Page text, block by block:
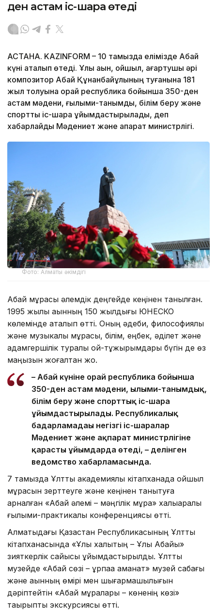
ден астам іс-шара өтеді
АСТАНА. KAZINFORM – 10 тамызда елімізде Абай
күні аталып өтеді. Ұлы ақын, ойшыл, ағартушы әрі
композитор Абай Құнанбайұлының туғанына 181
жыл толуына орай республика бойынша 350-ден
астам мәдени, ғылыми-танымдық, білім беру және
спорттық іс-шара ұйымдастырылады, деп
хабарлайды Мәдениет және ақпарат министрлігі.
Фото: Алматы әкімдігі
Абай мұрасы әлемдік деңгейде кеңінен танылған.
1995 жылы ақынның 150 жылдығы ЮНЕСКО
көлемінде аталып өтті. Оның әдеби, философиялық
және музыкалық мұрасы, білім, еңбек, әділет және
адамгершілік туралы ой-тұжырымдары бүгін де өз
маңызын жоғалтқан жоқ.
– Абай күніне орай республика бойынша
350-ден астам мәдени, ғылыми-танымдық,
білім беру және спорттық іс-шара
ұйымдастырылады. Республикалық
бағдарламадағы негізгі іс-шаралар
Мәдениет және ақпарат министрлігіне
қарасты ұйымдарда өтеді, – делінген
ведомство хабарламасында.
7 тамызда Ұлттық академиялық кітапханада ойшыл
мұрасын зерттеуге және кеңінен танытуға
арналған «Абай әлемі – мәңгілік мұра» халықаралық
ғылыми-практикалық конференциясы өтті.
Алматыдағы Қазақстан Республикасының Ұлттық
кітапханасында «Ұлы халықтың – Ұлы Абайы»
зияткерлік сайысы ұйымдастырылды. Ұлттық
музейде «Абай сөзі – ұрпаққа аманат» музей сабағы
және ақынның өмірі мен шығармашылығын
дәріптейтін «Абай мұралары – көненің көзі»
тақырыптық экскурсиясы өтті.